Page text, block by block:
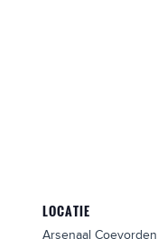
LOCATIE
Arsenaal Coevorden